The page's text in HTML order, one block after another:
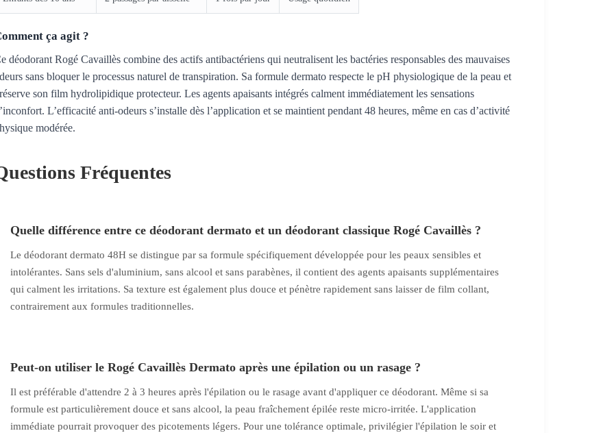
ça agit ?
déodorant Rogé Cavaillès combine des actifs antibactériens qui neutralisent les bactéries responsables des mauvaises
sans bloquer le processus naturel de transpiration. Sa formule dermato respecte le pH physiologique de la peau et
son film hydrolipidique protecteur. Les agents apaisants intégrés calment immédiatement les sensations
L’efficacité anti-odeurs s’installe dès l’application et se maintient pendant 48 heures, même en cas d’activité
modérée.
Fréquentes
Quelle différence entre ce déodorant dermato et un déodorant classique Rogé Cavaillès ?
Le déodorant dermato 48H se distingue par sa formule spécifiquement développée pour les peaux sensibles et
intolérantes. Sans sels d'aluminium, sans alcool et sans parabènes, il contient des agents apaisants supplémentaires
qui calment les irritations. Sa texture est également plus douce et pénètre rapidement sans laisser de film collant,
contrairement aux formules traditionnelles.
Peut-on utiliser le Rogé Cavaillès Dermato après une épilation ou un rasage ?
Il est préférable d'attendre 2 à 3 heures après l'épilation ou le rasage avant d'appliquer ce déodorant. Même si sa
formule est particulièrement douce et sans alcool, la peau fraîchement épilée reste micro-irritée. L'application
immédiate pourrait provoquer des picotements légers. Pour une tolérance optimale, privilégier l'épilation le soir et